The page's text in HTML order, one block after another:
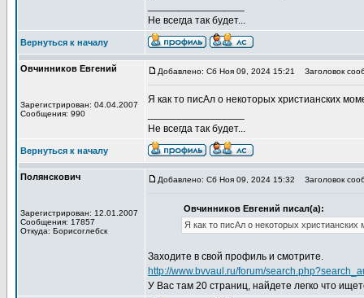
Не всегда так будет...
Вернуться к началу
Овчинников Евгений
Зарегистрирован: 04.04.2007
Сообщения: 990
Добавлено: Сб Ноя 09, 2024 15:21 Заголовок
Я как то писАл о некоторых христианских
Не всегда так будет...
Вернуться к началу
Полянскович
Зарегистрирован: 12.01.2007
Сообщения: 17857
Откуда: Борисоглебск
Добавлено: Сб Ноя 09, 2024 15:32 Заголовок
Овчинников Евгений писал(а):
Я как то писАл о некоторых
Заходите в свой профиль и смотрите.
http://www.bvvaul.ru/forum/
У Вас там 20 страниц, найдете легко что